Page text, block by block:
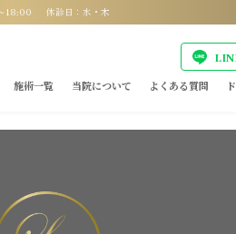
18:00 休診日：水・木
施術一覧 当院について よくある質問